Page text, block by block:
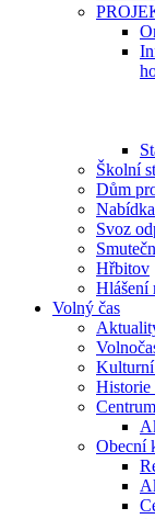
Školní
Dům
Svoz
Hřbitov
Hlášení
Volný čas
Kulturní
Historie
Obecní